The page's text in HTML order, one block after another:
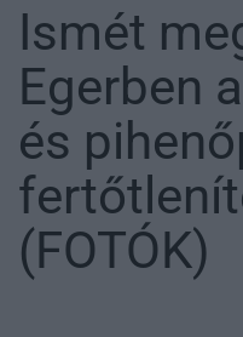
Ismét
Egerben
és
(FOTÓK)